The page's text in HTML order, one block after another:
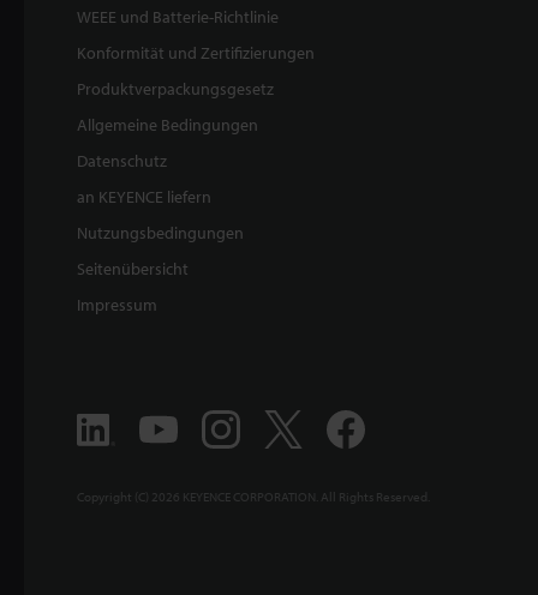
WEEE und Batterie-Richtlinie
Konformität und Zertifizierungen
Produktverpackungsgesetz
Allgemeine Bedingungen
Datenschutz
an KEYENCE liefern
Nutzungsbedingungen
Seitenübersicht
Impressum
Copyright (C) 2026 KEYENCE CORPORATION. All Rights Reserved.